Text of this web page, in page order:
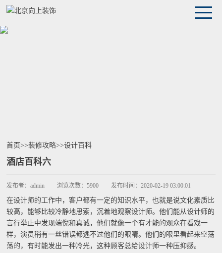
首页>>装修攻略>>设计百科
酒店百科六
发布者：admin 浏览次数：5900 发布时间：2020-02-19 03:00:01
在设计师的工作中，客户都有一定的知识水平，也就是说文化素质比
较高，能够比较冷静地思索，沉着地观察设计师。他们能从设计师的
言行举止中发现端倪和真诚，他们就像一个有才能的观众在看戏一
样，演员稍有一丝错误都逃不过他们的眼睛。他们的眼里看起来空荡
荡的，有时能发出一种冷光，这种顾客总给设计师一种压抑感。